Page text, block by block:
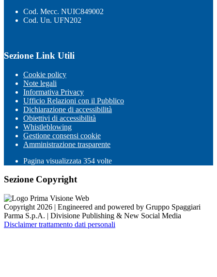
Cod. Mecc. NUIC849002
Cod. Un. UFN202
Sezione Link Utili
Cookie policy
Note legali
Informativa Privacy
Ufficio Relazioni con il Pubblico
Dichiarazione di accessibilità
Obiettivi di accessibilità
Whistleblowing
Gestione consensi cookie
Amministrazione trasparente
Pagina visualizzata 354 volte
Sezione Copyright
Copyright 2026 | Engineered and powered by Gruppo Spaggiari
Parma S.p.A. | Divisione Publishing & New Social Media
Disclaimer trattamento dati personali